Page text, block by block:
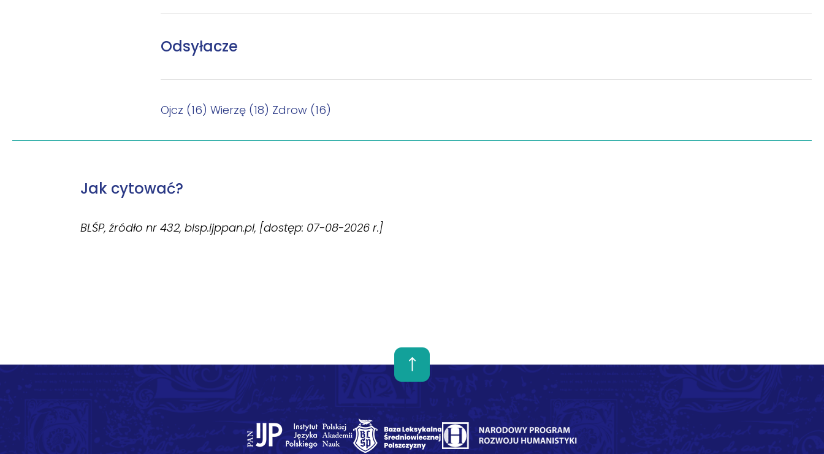
Odsyłacze
Ojcz (16) Wierzę (18) Zdrow (16)
Jak cytować?
BLŚP, źródło nr 432, blsp.ijppan.pl, [dostęp: 07-08-2026 r.]